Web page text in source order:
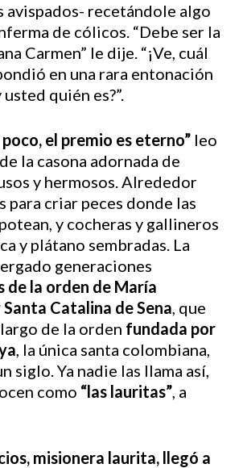
avispados- recetándole algo
de cólicos. “Debe ser la
Carmen” le dije. “¡Ve, cuál
en una rara entonación
usted quién es?”.
el premio es eterno”leo
la casona adornada de
y hermosos. Alrededor
para criar peces donde las
y cocheras y gallineros
y plátano sembradas. La
generaciones
de la orden de María
Catalina de Sena, que
de la orden fundada por
, la única santa colombiana,
siglo. Ya nadie las llama así,
como “las lauritas”, a
misionera laurita, llegó a